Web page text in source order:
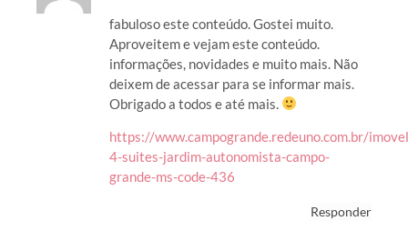
fabuloso este conteúdo. Gostei muito.
Aproveitem e vejam este conteúdo.
informações, novidades e muito mais. Não
deixem de acessar para se informar mais.
Obrigado a todos e até mais.
https://www.campogrande.redeuno.com.br/
4-suites-jardim-autonomista-campo-
grande-ms-code-436
Responder